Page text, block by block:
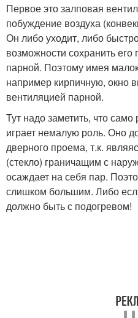
Первое это залповая
побуждение воздуха
Он либо уходит, либо
возможности сохранить его
парной. Поэтому имея
например кирпичную, окно
вентиляцией парной.
Тут надо заметить, что
играет немалую роль. Оно
дверного проема, т.к.
(стекло) граничащим с
осаждает на себя пар.
слишком большим. Либо
должно быть с подогревом!